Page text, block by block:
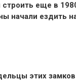
еще в
начали ездить
этих